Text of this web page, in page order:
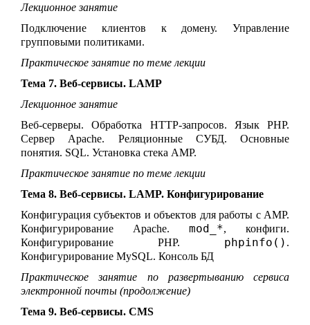
Лекционное занятие
Подключение клиентов к домену. Управление
групповыми политиками.
Практическое занятие по теме лекции
Тема 7. Веб-сервисы. LAMP
Лекционное занятие
Веб-серверы. Обработка HTTP-запросов. Язык PHP.
Сервер Apache. Реляционные СУБД. Основные
понятия. SQL. Установка стека AMP.
Практическое занятие по теме лекции
Тема 8. Веб-сервисы. LAMP. Конфигурирование
Конфигурация субъектов и объектов для работы с AMP.
Конфигурирование Apache. mod_*, конфиги.
Конфигурирование PHP. phpinfo() .
Конфигурирование MySQL. Консоль БД
Практическое занятие по развертыванию сервиса
электронной почты (продолжение)
Тема 9. Веб-сервисы. CMS